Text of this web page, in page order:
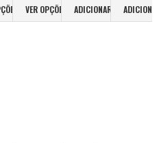
VER OPÇÕES ADICIONAR